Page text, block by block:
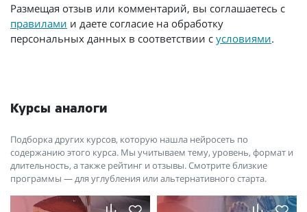
Размещая отзыв или комментарий, вы соглашаетесь с
правилами и даете согласие на обработку
персональных данных в соответствии с условиями.
Курсы аналоги
Подборка других курсов, которую нашла нейросеть по
содержанию этого курса. Мы учитываем тему, уровень, формат и
длительность, а также рейтинг и отзывы. Смотрите близкие
программы — для углубления или альтернативного старта.